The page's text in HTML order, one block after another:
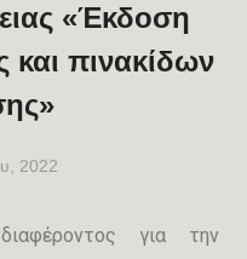
«Έκδοση
και πινακίδων
2022
για την